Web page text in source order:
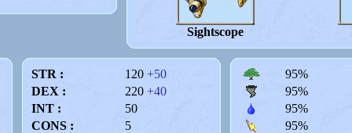
Sightscope
STR : 120 +50
DEX :
220 +40
INT :
50
CONS :
5
95%
95%
95%
95%